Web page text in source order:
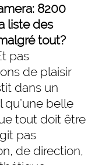
8200
liste des
tout?
pas
de plaisir
dans un
belle
tout doit être
pas
de direction,